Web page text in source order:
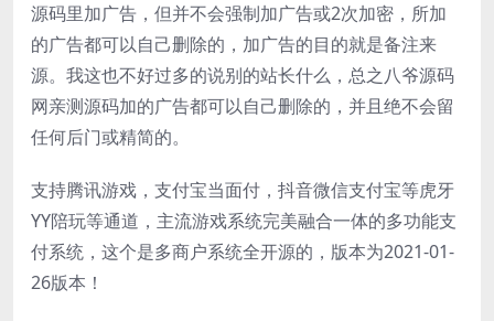
源码里加广告，但并不会强制加广告或2次加密，所加
的广告都可以自己删除的，加广告的目的就是备注来
源。我这也不好过多的说别的站长什么，总之八爷源码
网亲测源码加的广告都可以自己删除的，并且绝不会留
任何后门或精简的。
支持腾讯游戏，支付宝当面付，抖音微信支付宝等虎牙
YY陪玩等通道，主流游戏系统完美融合一体的多功能支
付系统，这个是多商户系统全开源的，版本为2021-01-
26版本！